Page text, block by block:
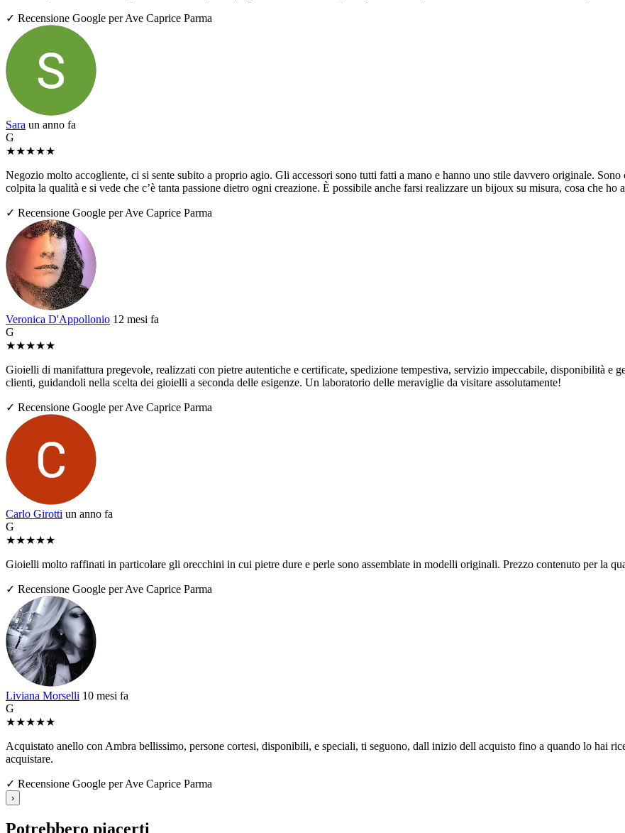
✓ Recensione Google per Ave Caprice Parma
Sara un anno fa
G
★★★★★
Negozio molto accogliente, ci si sente subito a proprio agio. Gli accessori sono tutti fatti a mano e hanno uno stile davvero originale.
colpita la qualità e si vede che c’è tanta passione dietro ogni creazione. È possibile anche farsi realizzare un bijoux su misura, cosa che
✓ Recensione Google per Ave Caprice Parma
Veronica D'Appollonio 12 mesi fa
G
★★★★★
Gioielli di manifattura pregevole, realizzati con pietre autentiche e certificate, spedizione tempestiva, servizio impeccabile, disponibilità e
clienti, guidandoli nella scelta dei gioielli a seconda delle esigenze. Un laboratorio delle meraviglie da visitare assolutamente!
✓ Recensione Google per Ave Caprice Parma
Carlo Girotti un anno fa
G
★★★★★
Gioielli molto raffinati in particolare gli orecchini in cui pietre dure e perle sono assemblate in modelli originali. Prezzo contenuto per la
✓ Recensione Google per Ave Caprice Parma
Liviana Morselli 10 mesi fa
G
★★★★★
Acquistato anello con Ambra bellissimo, persone cortesi, disponibili, e speciali, ti seguono, dall inizio dell acquisto fino a quando lo hai
acquistare.
✓ Recensione Google per Ave Caprice Parma
›
Potrebbero piacerti